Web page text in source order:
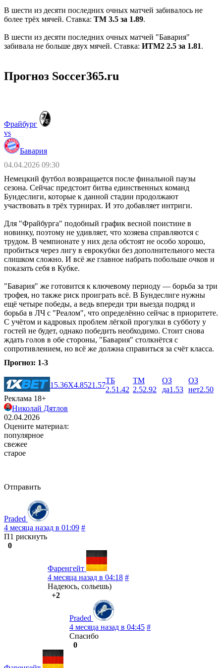
В шести из десяти последних очных матчей забивалось не
более трёх мячей. Ставка: ТМ 3.5 за 1.89.
В шести из десяти последних очных матчей "Бавария"
забивала не больше двух мячей. Ставка: ИТМ2 2.5 за 1.81.
Прогноз Soccer365.ru
Фрайбург
vs
Бавария
04.04.2026 09:30
Немецкий футбол возвращается после финальной паузы
сезона. Сейчас предстоит битва единственных команд
Бундеслиги, которые к данной стадии продолжают
участвовать в трёх турнирах. И это добавляет интриги.
Для "Фрайбурга" подобный график весной поистине в
новинку, поэтому не удивляет, что хозяева справляются с
трудом. В чемпионате у них дела обстоят не особо хорошо,
пробиться через лигу в еврокубки без дополнительного места
слишком сложно. И всё же главное набрать побольше очков и
показать себя в Кубке.
"Бавария" же готовится к ключевому периоду — борьба за три
трофея, но также риск проиграть всё. В Бундеслиге нужны
ещё четыре победы, а ведь впереди три выезда подряд и
борьба в ЛЧ с "Реалом", что определённо сейчас в приоритете.
С учётом и кадровых проблем лёгкой прогулки в субботу у
гостей не будет, однако победить необходимо. Стоит снова
ждать голов в обе стороны, "Бавария" столкнётся с
сопротивлением, но всё же должна справиться за счёт класса.
Прогноз: 1-3
1 5.36X4.8521.57
ТБ
2.51.42
ТМ
2.52.92
ОЗ
да1.53
ОЗ
нет2.50
Реклама 18+
Николай Дятлов
02.04.2026
Оцените материал:
популярное
свежее
старое
Отправить
Praded
4 месяца назад в 01:09 #
П1 рискнуть
0
Фаренгейт
4 месяца назад в 04:18 #
Надеюсь, сольешь)
+2
Praded
4 месяца назад в 04:45 #
Спасибо
0